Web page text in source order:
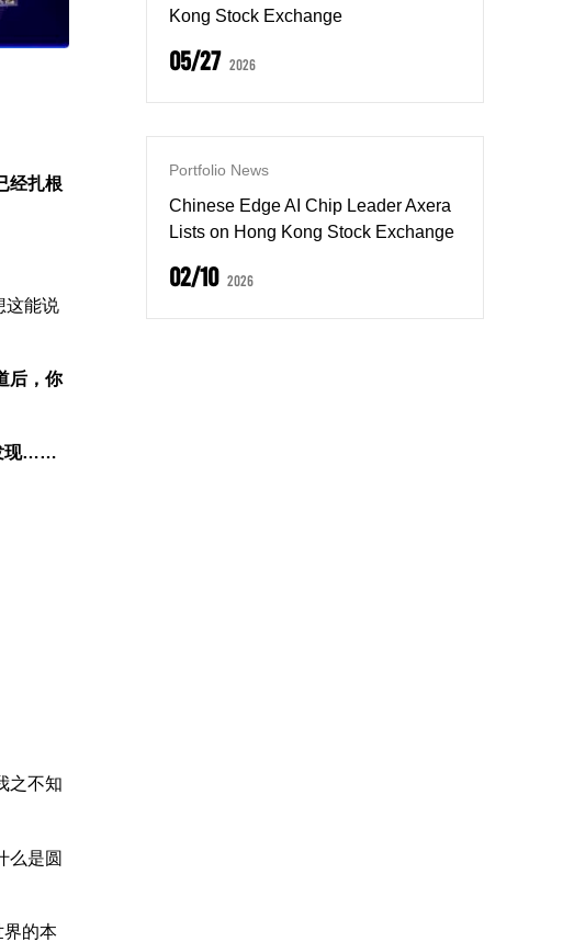
经扎根
这能说
后，你
现……
之不知
么是圆
界的本
Kong Stock Exchange
05/27 2026
Portfolio News
Chinese Edge AI Chip Leader Axera
Lists on Hong Kong Stock Exchange
02/10 2026